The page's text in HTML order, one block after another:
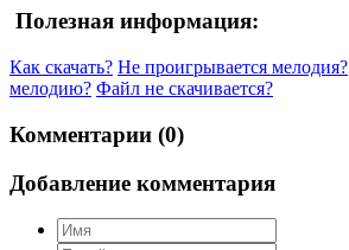
Полезная информация:
Как скачать? Не проигрывается мелодия?
мелодию? Файл не скачивается?
Комментарии (0)
Добавление комментария